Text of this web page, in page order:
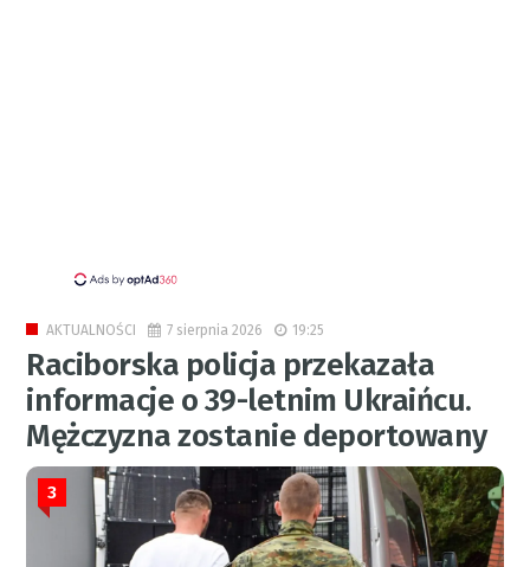
AKTUALNOŚCI 7 sierpnia 2026 19:25
Raciborska policja przekazała
informacje o 39-letnim Ukraińcu.
Mężczyzna zostanie deportowany
3